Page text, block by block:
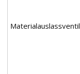
Materialauslassventil